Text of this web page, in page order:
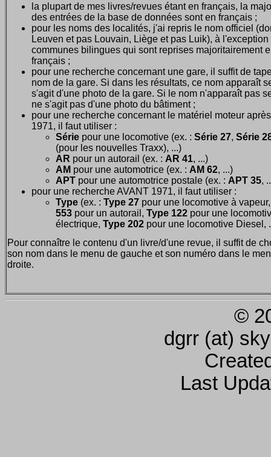
la plupart de mes livres/revues étant en français, la
des entrées de la base de données sont en français ;
pour les noms des localités, j'ai repris le nom officiel
Leuven et pas Louvain, Liège et pas Luik), à l'exception
communes bilingues qui sont reprises majoritairement
français ;
pour une recherche concernant une gare, il suffit de
nom de la gare. Si dans les résultats, ce nom apparaît
s'agit d'une photo de la gare. Si le nom n'apparaît pas
ne s'agit pas d'une photo du bâtiment ;
pour une recherche concernant le matériel moteur après
1971, il faut utiliser :
Série pour une locomotive (ex. : Série 27, Série
(pour les nouvelles Traxx), ...)
AR pour un autorail (ex. : AR 41, ...)
AM pour une automotrice (ex. : AM 62, ...)
APT pour une automotrice postale (ex. : APT 35,
pour une recherche AVANT 1971, il faut utiliser :
Type (ex. : Type 27 pour une locomotive à
553 pour un autorail, Type 122 pour une
électrique, Type 202 pour une locomotive Diesel,
Pour connaître le contenu d'un livre/d'une revue, il suffit de
son nom dans le menu de gauche et son numéro dans le
droite.
©
dgrr (at)
Last